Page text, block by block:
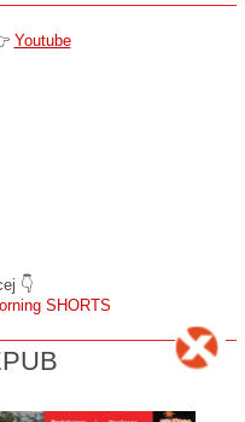
Youtube
👇
SHORTS